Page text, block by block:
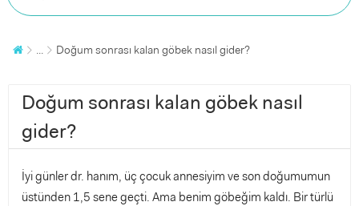
... Doğum sonrası kalan göbek nasıl gider?
Doğum sonrası kalan göbek nasıl
gider?
İyi günler dr. hanım, üç çocuk annesiyim ve son doğumumun
üstünden 1,5 sene geçti. Ama benim göbeğim kaldı. Bir türlü